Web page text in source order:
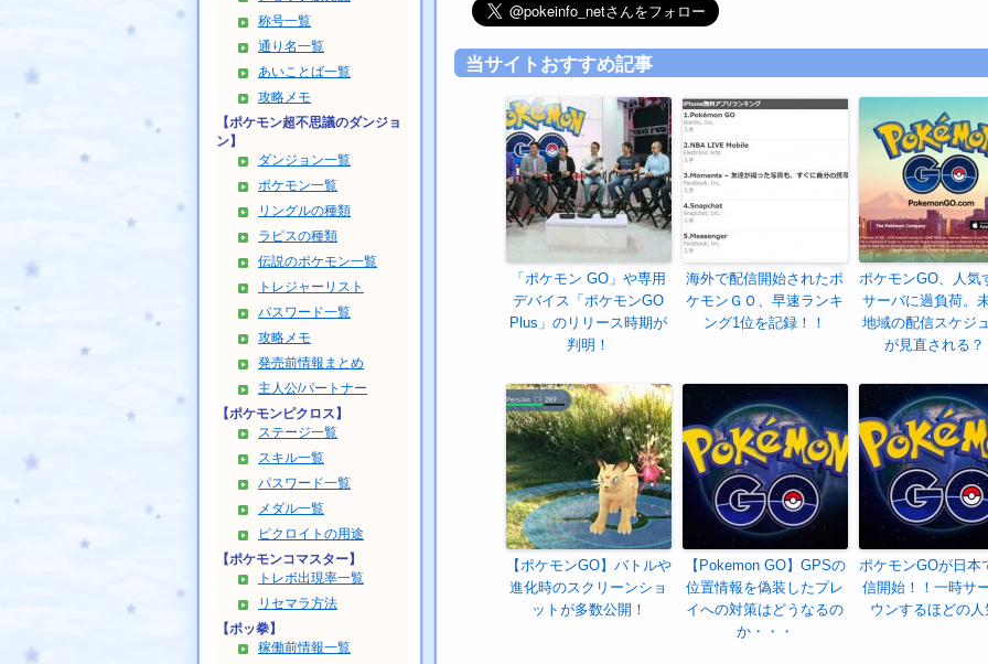
称号一覧
通り名一覧
あいことば一覧
攻略メモ
【ポケモン超不思議のダンジョ
ン】
ダンジョン一覧
ポケモン一覧
リングルの種類
ラピスの種類
伝説のポケモン一覧
トレジャーリスト
パスワード一覧
攻略メモ
発売前情報まとめ
主人公/パートナー
【ポケモンピクロス】
ステージ一覧
スキル一覧
パスワード一覧
メダル一覧
ピクロイトの用途
【ポケモンコマスター】
トレボ出現率一覧
リセマラ方法
【ポッ拳】
稼働前情報一覧
当サイトおすすめ記事
「ポケモン GO」や専用
デバイス「ポケモンGO
Plus」のリリース時期が
判明！
海外で配信開始されたポ
ケモンＧＯ、早速ランキ
ング1位を記録！！
ポケモンGO、人気
サーバに過負荷。
地域の配信スケジ
が見直される？
【ポケモンGO】バトルや
進化時のスクリーンショ
ットが多数公開！
【Pokemon GO】GPSの
位置情報を偽装したプレ
イへの対策はどうなるの
か・・・
ポケモンGOが日本
信開始！！一時サ
ウンするほどの人